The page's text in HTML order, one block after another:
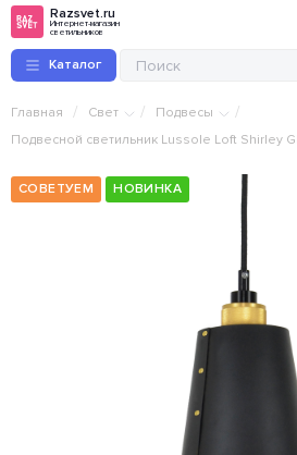
Razsvet.ru
Интернет-магазин
светильников
Каталог
Главная / Свет / Подвесы /
Подвесной светильник Lussole Loft Shirley
СОВЕТУЕМ НОВИНКА